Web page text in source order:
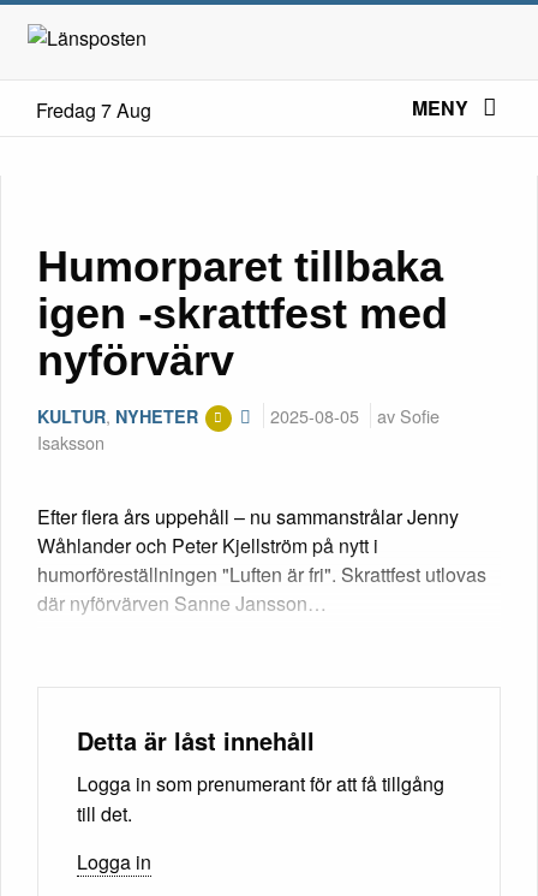
Fredag 7 Aug MENY
Humorparet tillbaka
igen -skrattfest med
nyförvärv
KULTUR, NYHETER 2025-08-05
av Sofie
Isaksson
Efter flera års uppehåll – nu sammanstrålar Jenny
Wåhlander och Peter Kjellström på nytt i
humorföreställningen "Luften är fri". Skrattfest utlovas
där nyförvärven Sanne Jansson…
Detta är låst innehåll
Logga in som prenumerant för att få tillgång
till det.
Logga in